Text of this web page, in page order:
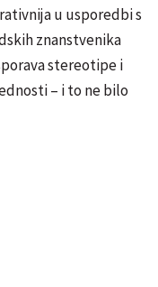
u usporedbi s
znanstvenika
stereotipe i
– i to ne bilo